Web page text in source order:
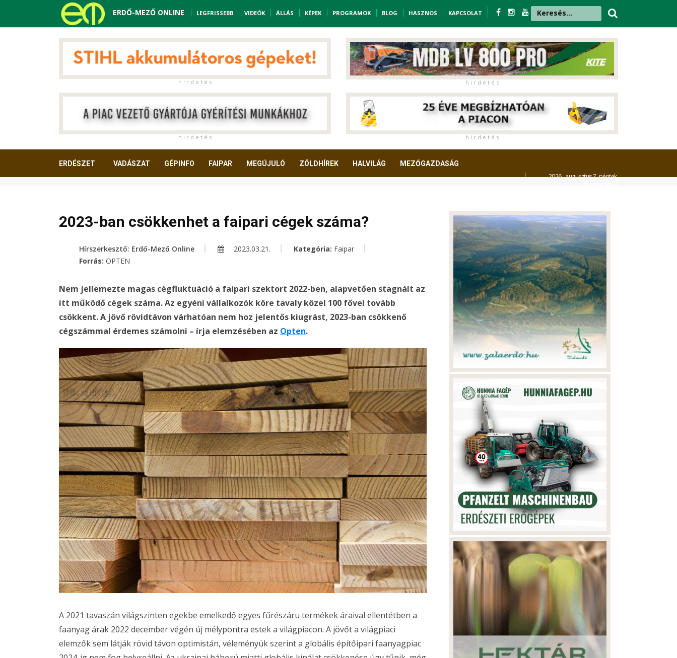
ERDŐ-MEZŐ ONLINE LEGFRISSEBB VIDEÓK ÁLLÁS KÉPEK PROGRAMOK BLOG HASZNOS KAPCSOLAT
h i r d e t é s h i r d e t é s
h i r d e t é s h i r d e t é s
ERDÉSZET VADÁSZAT GÉPINFO FAIPAR MEGÚJULÓ ZÖLDHÍREK HALVILÁG MEZŐGAZDASÁG
2026. augusztus 7. péntek,
2023-ban csökkenhet a faipari cégek száma?
Hírszerkesztő: Erdő-Mező Online 2023.03.21. Kategória: Faipar
Forrás: OPTEN
Nem jellemezte magas cégfluktuáció a faipari szektort 2022-ben, alapvetően stagnált az
itt működő cégek száma. Az egyéni vállalkozók köre tavaly közel 100 fővel tovább
csökkent. A jövő rövidtávon várhatóan nem hoz jelentős kiugrást, 2023-ban csökkenő
cégszámmal érdemes számolni – írja elemzésében az Opten.
A 2021 tavaszán világszinten egekbe emelkedő egyes fűrészáru termékek áraival ellentétben a
faanyag árak 2022 december végén új mélypontra estek a világpiacon. A jövőt a világpiaci
elemzők sem látják rövid távon optimistán, véleményük szerint a globális építőipari faanyagpiac